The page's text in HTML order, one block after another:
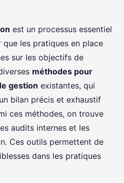
est un processus essentiel
que les pratiques en place
sur les objectifs de
méthodes pour
gestion existantes, qui
bilan précis et exhaustif
ces méthodes, on trouve
audits internes et les
Ces outils permettent de
dans les pratiques